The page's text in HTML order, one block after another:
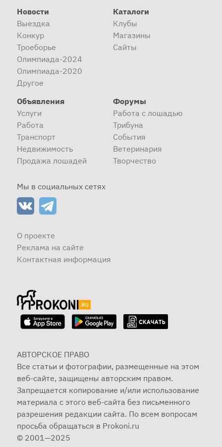
Новости
Выездка
Конкур
Троеборье
Олимпиада-2024
Олимпиада-2020
Другое
Каталоги
Клубы
Магазины
Сайты
Объявления
Услуги
Работа
Транспорт
Недвижимость
Продажа лошадей
Форумы
Работа с лошадью
Трибуна
События
Ветеринария
Творчество
Мы в социальных сетях
О проекте
Реклама на сайте
Контактная информация
АВТОРСКОЕ ПРАВО
Все статьи и фотографии, размещенные на этом
веб-сайте, защищены авторским правом.
Запрещается копирование и/или использование
материала с этого веб-сайта без письменного
разрешения редакции сайта. По всем вопросам
просьба обращаться в Prokoni.ru
© 2001—2025